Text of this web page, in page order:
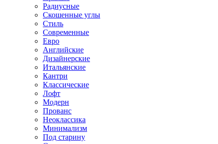
Радиусные
Скошенные углы
Стиль
Современные
Евро
Английские
Дизайнерские
Итальянские
Кантри
Классические
Лофт
Модерн
Прованс
Неоклассика
Минимализм
Под старину